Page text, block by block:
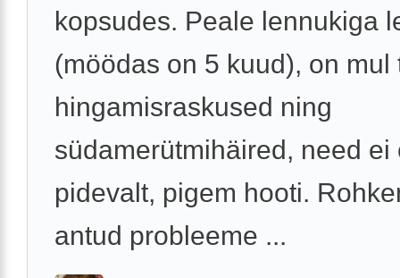
kopsudes. Peale lennukiga
(möödas on 5 kuud), on mul
hingamisraskused ning
südamerütmihäired, need ei
pidevalt, pigem hooti.
antud probleeme ...